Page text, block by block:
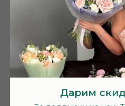
Дарим
А если я хочу другой
Что насчёт
А карты
Бонусная программа